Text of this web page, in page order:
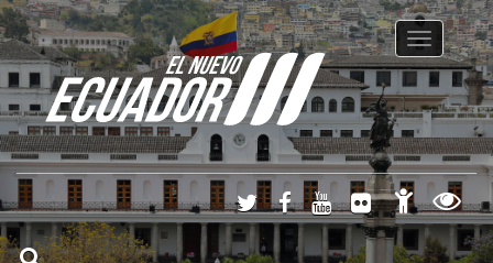
Toggle